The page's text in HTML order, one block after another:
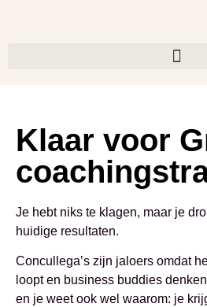
Klaar voor
Je hebt niks te klagen, maar je
huidige resultaten.
Concullega’s zijn jaloers omdat
loopt en business buddies
en je weet ook wel waarom: je